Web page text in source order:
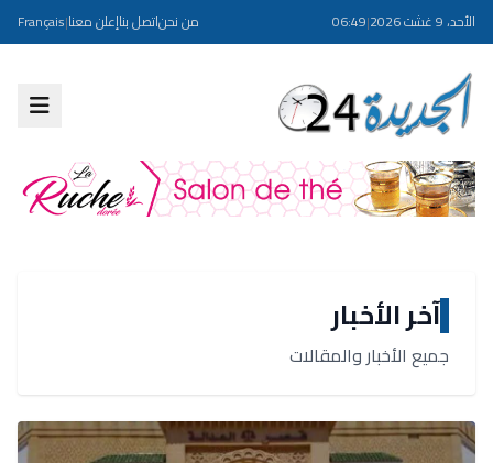
الأحد، 9 غشت 2026 |
06:49 من نحناتصل بناإعلن معنا|
Français
آخر الأخبار
جميع الأخبار والمقالات